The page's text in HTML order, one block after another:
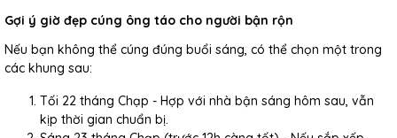
Gợi ý giờ đẹp cúng ông táo cho người bận rộn
Nếu bạn không thể cúng đúng buổi sáng, có thể chọn một trong
các khung sau:
Tối 22 tháng Chạp - Hợp với nhà bận sáng hôm sau, vẫn
kịp thời gian chuẩn bị.